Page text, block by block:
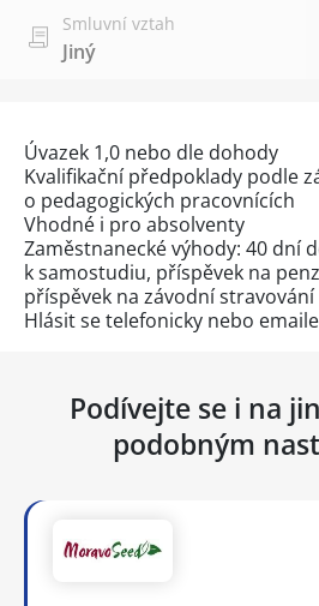
Smluvní vztah
Jiný
Úvazek 1,0 nebo dle dohody
Kvalifikační předpoklady podle
o pedagogických pracovnících
Vhodné i pro absolventy
Zaměstnanecké výhody: 40 dní
k samostudiu, příspěvek na
příspěvek na závodní stravování
Hlásit se telefonicky nebo
Podívejte se i na
podobným